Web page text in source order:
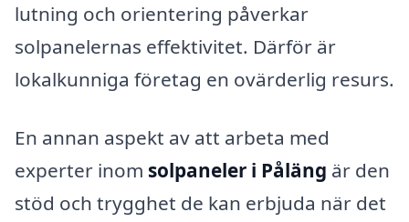
lutning och orientering påverkar
solpanelernas effektivitet. Därför är
lokalkunniga företag en ovärderlig resurs.
En annan aspekt av att arbeta med
experter inom solpaneler i Påläng är den
stöd och trygghet de kan erbjuda när det